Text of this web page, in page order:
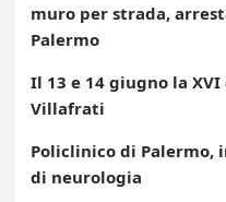
muro per strada,
Palermo
Il 13 e 14 giugno la
Villafrati
Policlinico di Palermo,
di neurologia